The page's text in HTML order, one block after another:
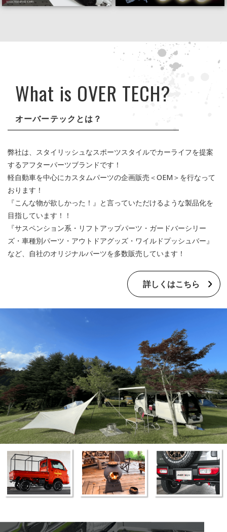
What is OVER TECH?
オーバーテックとは？
弊社は、スタイリッシュなスポーツスタイルでカーライフを提案
するアフターパーツブランドです！
軽自動車を中心にカスタムパーツの企画販売＜OEM＞を行なって
おります！
『こんな物が欲しかった！』と言っていただけるような製品化を
目指しています！！
『サスペンション系・リフトアップパーツ・ガードバーシリー
ズ・車種別パーツ・アウトドアグッズ・ワイルドプッシュバー』
など、自社のオリジナルパーツを多数販売しています！
詳しくはこちら